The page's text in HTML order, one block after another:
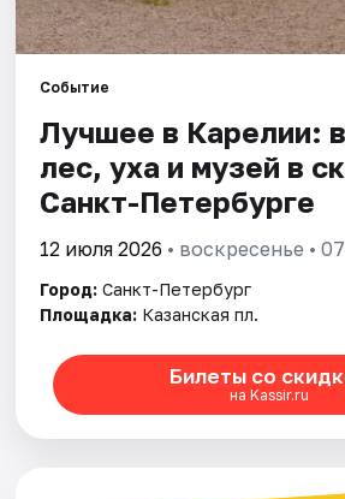
Событие
Лучшее в Карелии:
лес, уха и музей в
Санкт-Петербурге
12 июля 2026 • воскресенье •
Город: Санкт-Петербург
Площадка: Казанская пл.
Билеты со
на Kassir.ru